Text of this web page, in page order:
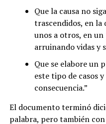
Que la causa no
trascendidos, en la
unos a otros, en
arruinando vidas y
Que se elabore un
este tipo de casos
consecuencia.”
El documento terminó
palabra, pero también